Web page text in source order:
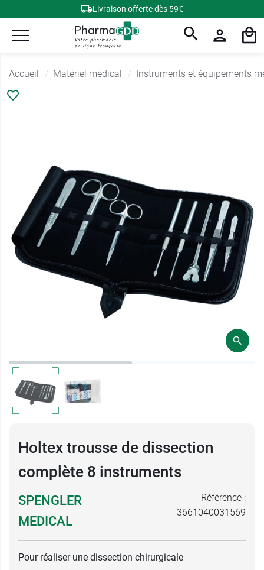
Livraison offerte dès 59€
Accueil Matériel médical Instruments et équipements
Holtex trousse de dissection
complète 8 instruments
SPENGLER
MEDICAL
Référence :
3661040031569
Pour réaliser une dissection chirurgicale